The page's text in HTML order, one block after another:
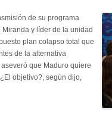
de su programa
y líder de la unidad
plan colapso total que
de la alternativa
que Maduro quiere
objetivo?, según dijo,